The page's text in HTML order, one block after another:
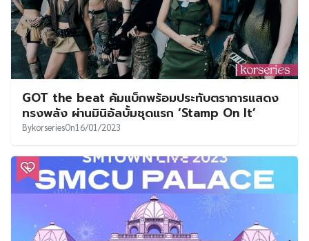
GOT the beat คัมแบ็กพร้อมประทับตราการแสดง
ทรงพลัง ผ่านมินิอัลบั้มชุดแรก ‘Stamp On It’
BykorseriesOn16/01/2023